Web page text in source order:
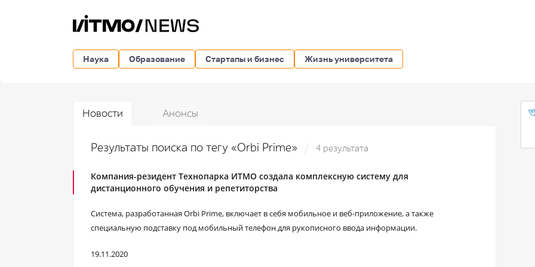
Наука Образование Стартапы и бизнес Жизнь университета
Новости Анонсы
Результаты поиска по тегу «Orbi Prime» 4 результата
Компания-резидент Технопарка ИТМО создала комплексную систему для
дистанционного обучения и репетиторства
Система, разработанная Orbi Prime, включает в себя мобильное и веб-приложение, а также
специальную подставку под мобильный телефон для рукописного ввода информации.
19.11.2020